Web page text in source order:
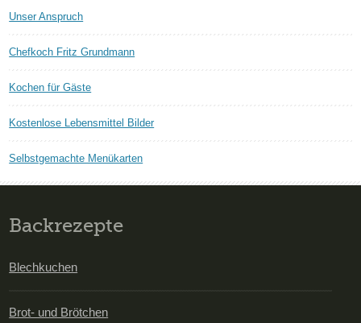
Unser Anspruch
Chefkoch Fritz Grundmann
Kochen für Gäste
Kostenlose Lebensmittel Bilder
Selbstgemachte Menükarten
Backrezepte
Blechkuchen
Brot- und Brötchen